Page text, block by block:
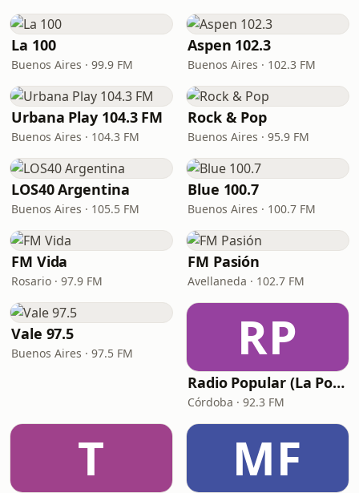
La 100
Buenos Aires · 99.9 FM
Aspen 102.3
Buenos Aires · 102.3 FM
Urbana Play 104.3 FM
Buenos Aires · 104.3 FM
Rock & Pop
Buenos Aires · 95.9 FM
LOS40 Argentina
Buenos Aires · 105.5 FM
Blue 100.7
Buenos Aires · 100.7 FM
FM Vida
Rosario · 97.9 FM
FM Pasión
Avellaneda · 102.7 FM
Vale 97.5
Buenos Aires · 97.5 FM RP
Radio Popular (La Popu)
Córdoba · 92.3 FM
T MF